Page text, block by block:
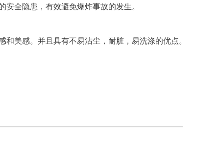
全隐患，有效避免爆炸事故的发生。
美感。并且具有不易沾尘，耐脏，易洗涤的优点。